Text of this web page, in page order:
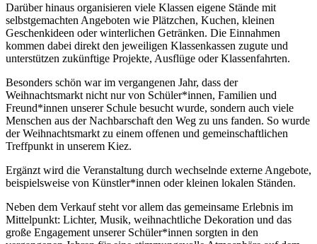
Darüber hinaus organisieren viele Klassen eigene Stände mit
selbstgemachten Angeboten wie Plätzchen, Kuchen, kleinen
Geschenkideen oder winterlichen Getränken. Die Einnahmen
kommen dabei direkt den jeweiligen Klassenkassen zugute und
unterstützen zukünftige Projekte, Ausflüge oder Klassenfahrten.
Besonders schön war im vergangenen Jahr, dass der
Weihnachtsmarkt nicht nur von Schüler*innen, Familien und
Freund*innen unserer Schule besucht wurde, sondern auch viele
Menschen aus der Nachbarschaft den Weg zu uns fanden. So wurde
der Weihnachtsmarkt zu einem offenen und gemeinschaftlichen
Treffpunkt in unserem Kiez.
Ergänzt wird die Veranstaltung durch wechselnde externe Angebote,
beispielsweise von Künstler*innen oder kleinen lokalen Ständen.
Neben dem Verkauf steht vor allem das gemeinsame Erlebnis im
Mittelpunkt: Lichter, Musik, weihnachtliche Dekoration und das
große Engagement unserer Schüler*innen sorgten in den